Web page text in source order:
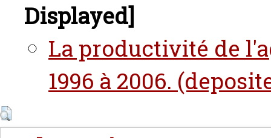
Displayed]
La productivité de
1996 à 2006.